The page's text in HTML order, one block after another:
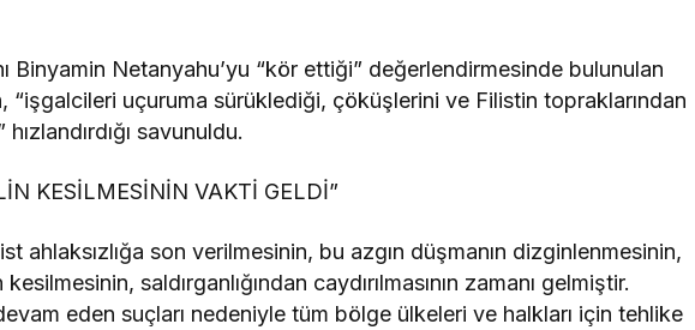
Binyamin Netanyahu’yu “kör ettiği” değerlendirmesinde bulunulan
“işgalcileri uçuruma sürüklediği, çöküşlerini ve Filistin topraklarından
savunuldu.
KESİLMESİNİN VAKTİ GELDİ”
ahlaksızlığa son verilmesinin, bu azgın düşmanın dizginlenmesinin,
saldırganlığından caydırılmasının zamanı gelmiştir.
eden suçları nedeniyle tüm bölge ülkeleri ve halkları için tehlike